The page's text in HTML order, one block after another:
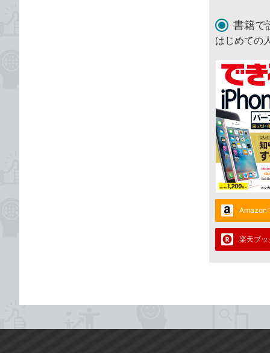
書籍で
はじめての
Amazon
楽天ブ